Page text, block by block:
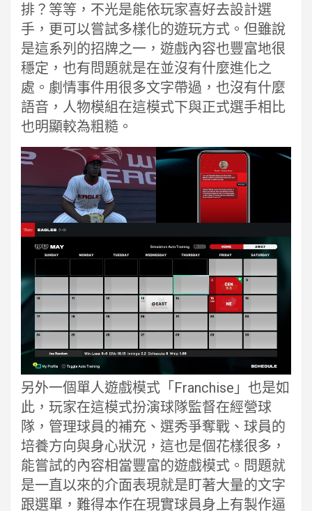
排？等等，不光是能依玩家喜好去設計選
手，更可以嘗試多樣化的遊玩方式。但雖說
是這系列的招牌之一，遊戲內容也豐富地很
穩定，也有問題就是在並沒有什麼進化之
處。劇情事件用很多文字帶過，也沒有什麼
語音，人物模組在這模式下與正式選手相比
也明顯較為粗糙。
另外一個單人遊戲模式「Franchise」也是如
此，玩家在這模式扮演球隊監督在經營球
隊，管理球員的補充、選秀爭奪戰、球員的
培養方向與身心狀況，這也是個花樣很多，
能嘗試的內容相當豐富的遊戲模式。問題就
是一直以來的介面表現就是盯著大量的文字
跟選單，難得本作在現實球員身上有製作逼